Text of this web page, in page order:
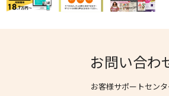
お問い合わ
お客様サポートセン